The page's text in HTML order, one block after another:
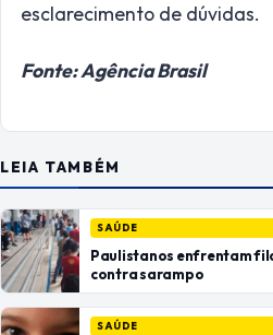
esclarecimento de dúvidas.
Fonte: Agência Brasil
LEIA TAMBÉM
SAÚDE
Paulistanos enfrentam
contra sarampo
SAÚDE